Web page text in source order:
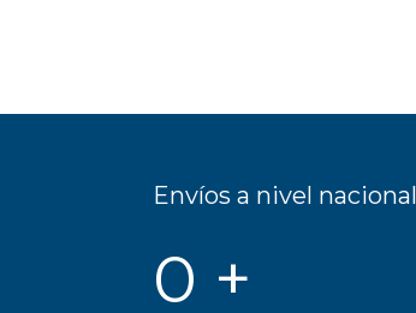
Envíos a nivel nacional
0 +